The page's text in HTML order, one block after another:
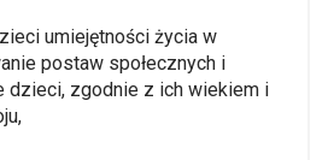
umiejętności życia w
postaw społecznych i
dzieci, zgodnie z ich wiekiem i